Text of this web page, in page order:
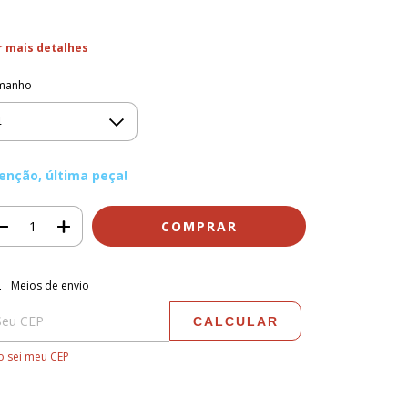
mais detalhes
última peça!
para o CEP:
Meios de envio
CALCULAR
sei meu CEP